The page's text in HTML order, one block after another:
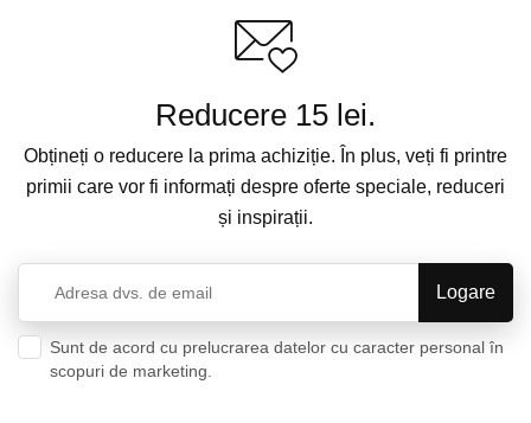
Reducere 15 lei.
Obțineți o reducere la prima achiziție. În plus, veți fi printre
primii care vor fi informați despre oferte speciale, reduceri
și inspirații.
Sunt de acord cu prelucrarea datelor cu caracter personal în
scopuri de marketing.